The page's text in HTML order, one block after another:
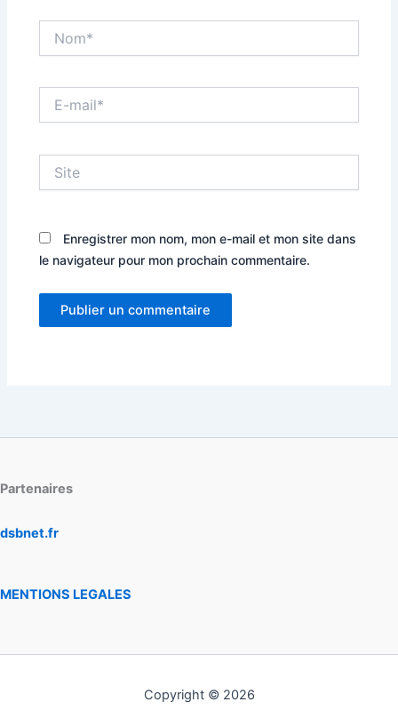
mail*
Enregistrer mon nom, mon e-mail et mon site dans
le navigateur pour mon prochain commentaire.
Partenaires
dsbnet.fr
MENTIONS LEGALES
Copyright © 2026